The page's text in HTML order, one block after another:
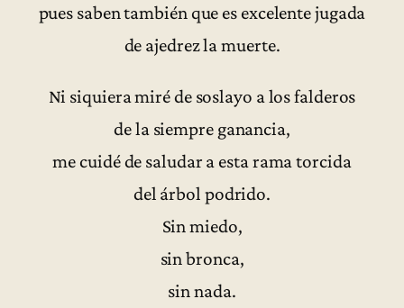
pues saben también que es excelente jugada
de ajedrez la muerte.
Ni siquiera miré de soslayo a los falderos
de la siempre ganancia,
me cuidé de saludar a esta rama torcida
del árbol podrido.
Sin miedo,
sin bronca,
sin nada.